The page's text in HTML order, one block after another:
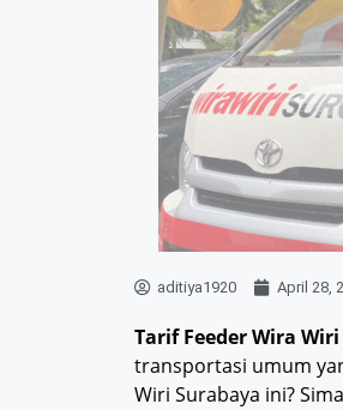
aditiya1920 April 28,
Tarif Feeder Wira
transportasi umum
Wiri Surabaya ini?